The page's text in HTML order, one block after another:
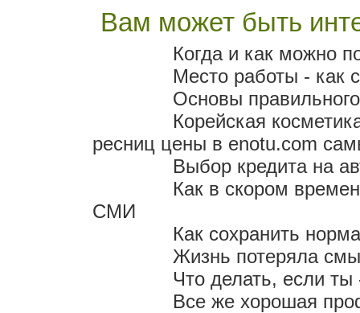
Вам может быть
Когда и как можно
Место работы - как
Основы
Корейская
ресниц цены в enotu.com
Выбор кредита на
Как в скором
СМИ
Как сохранить
Жизнь потеряла
Что делать, если ты
Все же хорошая